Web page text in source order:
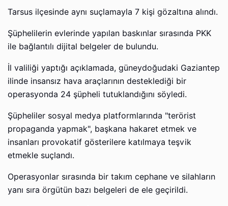
Tarsus ilçesinde aynı suçlamayla 7 kişi gözaltına alındı.
Şüphelilerin evlerinde yapılan baskınlar sırasında PKK
ile bağlantılı dijital belgeler de bulundu.
İl valiliği yaptığı açıklamada, güneydoğudaki Gaziantep
ilinde insansız hava araçlarının desteklediği bir
operasyonda 24 şüpheli tutuklandığını söyledi.
Şüpheliler sosyal medya platformlarında "terörist
propaganda yapmak", başkana hakaret etmek ve
insanları provokatif gösterilere katılmaya teşvik
etmekle suçlandı.
Operasyonlar sırasında bir takım cephane ve silahların
yanı sıra örgütün bazı belgeleri de ele geçirildi.